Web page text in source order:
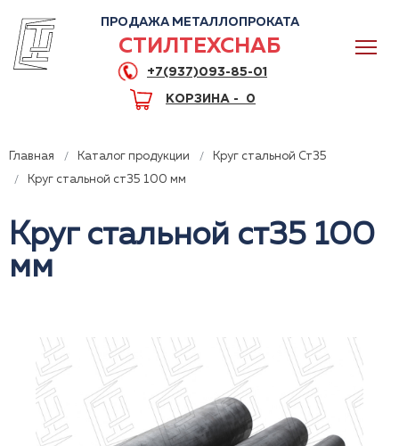
ПРОДАЖА МЕТАЛЛОПРОКАТА
СТИЛТЕХСНАБ
+7(937)093-85-01
КОРЗИНА - 0
Главная Каталог продукции
Круг стальной Ст35
Круг стальной ст35 100 мм
Круг стальной ст35 100
мм